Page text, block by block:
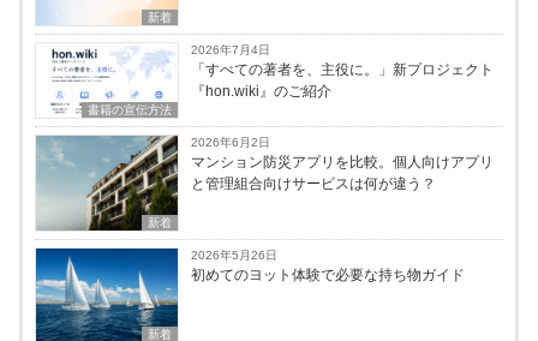
新着
書籍の宣伝方法
2026年7月4日
「すべての著者を、主役に。」新プロジェクト
『hon.wiki』のご紹介
新着
2026年6月2日
マンション防災アプリを比較。個人向けアプリ
と管理組合向けサービスは何が違う？
新着
2026年5月26日
初めてのヨット体験で必要な持ち物ガイド